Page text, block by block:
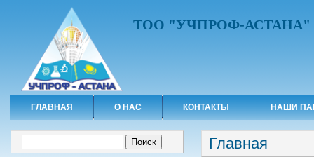
ТОО "УЧПРОФ-АСТАНА"
ГЛАВНАЯ О НАС КОНТАКТЫ НАШИ
Вы здесь
Главная